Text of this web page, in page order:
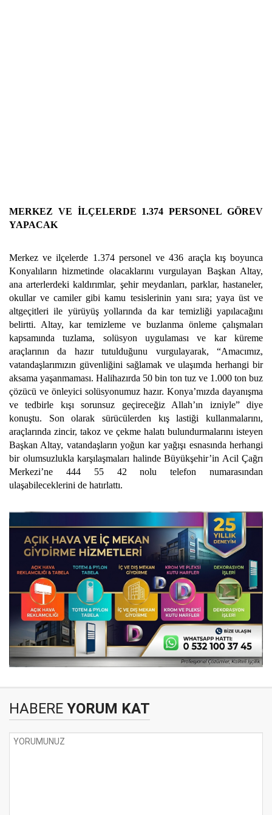
MERKEZ VE İLÇELERDE 1.374 PERSONEL GÖREV
YAPACAK
Merkez ve ilçelerde 1.374 personel ve 436 araçla kış boyunca
Konyalıların hizmetinde olacaklarını vurgulayan Başkan Altay,
ana arterlerdeki kaldırımlar, şehir meydanları, parklar, hastaneler,
okullar ve camiler gibi kamu tesislerinin yanı sıra; yaya üst ve
altgeçitleri ile yürüyüş yollarında da kar temizliği yapılacağını
belirtti. Altay, kar temizleme ve buzlanma önleme çalışmaları
kapsamında tuzlama, solüsyon uygulaması ve kar küreme
araçlarının da hazır tutulduğunu vurgulayarak, “Amacımız,
vatandaşlarımızın güvenliğini sağlamak ve ulaşımda herhangi bir
aksama yaşanmaması. Halihazırda 50 bin ton tuz ve 1.000 ton buz
çözücü ve önleyici solüsyonumuz hazır. Konya’mızda dayanışma
ve tedbirle kışı sorunsuz geçireceğiz Allah’ın izniyle” diye
konuştu. Son olarak sürücülerden kış lastiği kullanmalarını,
araçlarında zincir, takoz ve çekme halatı bulundurmalarını isteyen
Başkan Altay, vatandaşların yoğun kar yağışı esnasında herhangi
bir olumsuzlukla karşılaşmaları halinde Büyükşehir’in Acil Çağrı
Merkezi’ne 444 55 42 nolu telefon numarasından
ulaşabileceklerini de hatırlattı.
HABERE YORUM KAT